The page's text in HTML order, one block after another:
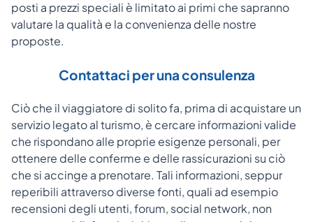
posti a prezzi speciali è limitato ai primi che sapranno
valutare la qualità e la convenienza delle nostre
proposte.
Contattaci per una consulenza
Ciò che il viaggiatore di solito fa, prima di acquistare un
servizio legato al turismo, è cercare informazioni valide
che rispondano alle proprie esigenze personali, per
ottenere delle conferme e delle rassicurazioni su ciò
che si accinge a prenotare. Tali informazioni, seppur
reperibili attraverso diverse fonti, quali ad esempio
recensioni degli utenti, forum, social network, non